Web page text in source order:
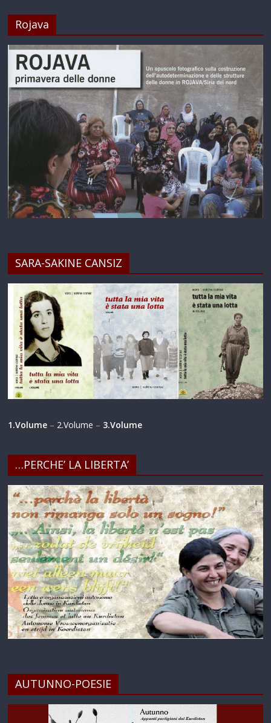
Rojava
SARA-SAKINE CANSIZ
1.Volume – 2.Volume – 3.Volume
…PERCHE’ LA LIBERTA’
AUTUNNO-POESIE